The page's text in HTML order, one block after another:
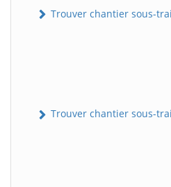
Trouver chantier sous-
Trouver chantier sous-